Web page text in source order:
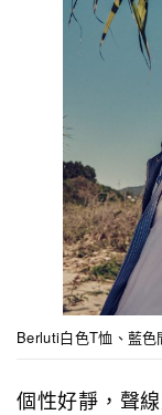
Berluti白色T恤、藍
個性好靜，聲